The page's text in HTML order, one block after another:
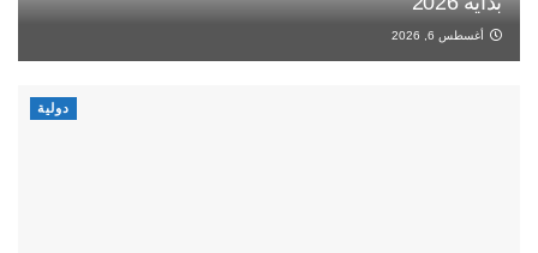
أغسطس 6, 2026
دولية